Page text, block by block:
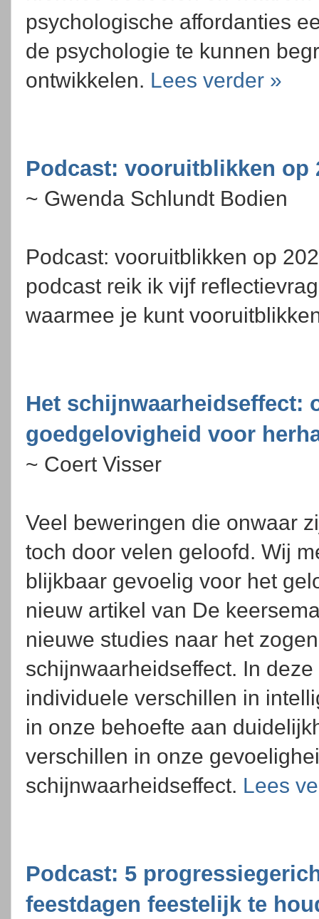
psychologische affordanties
de psychologie te kunnen
ontwikkelen. Lees verder »
Podcast: vooruitblikken op
~ Gwenda Schlundt Bodien
Podcast: vooruitblikken op
podcast reik ik vijf
waarmee je kunt
Het schijnwaarheidseffect:
goedgelovigheid voor
~ Coert Visser
Veel beweringen die onwaar
toch door velen geloofd. Wij
blijkbaar gevoelig voor het
nieuw artikel van De
nieuwe studies naar het
schijnwaarheidseffect. In
individuele verschillen in
in onze behoefte aan
verschillen in onze
schijnwaarheidseffect. Lees
Podcast: 5
feestdagen feestelijk te